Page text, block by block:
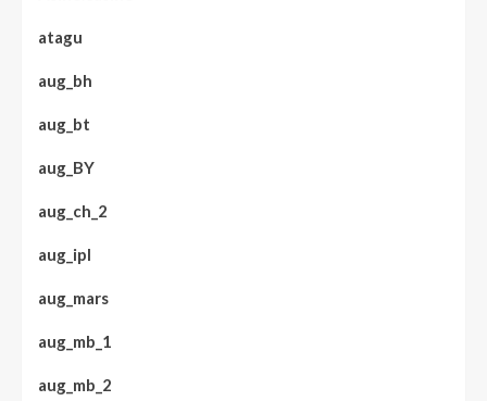
atagu
aug_bh
aug_bt
aug_BY
aug_ch_2
aug_ipl
aug_mars
aug_mb_1
aug_mb_2